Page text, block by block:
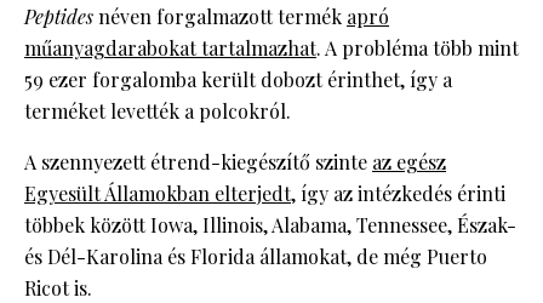
Peptidesnéven forgalmazott termék apró
műanyagdarabokat tartalmazhat. A probléma több mint
59 ezer forgalomba került dobozt érinthet, így a
terméket levették a polcokról.
A szennyezett étrend-kiegészítő szinte az egész
Egyesült Államokban elterjedt, így az intézkedés érinti
többek között Iowa, Illinois, Alabama, Tennessee, Észak-
és Dél-Karolina és Florida államokat, de még Puerto
Ricot is.